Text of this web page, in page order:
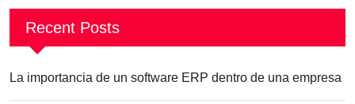
Recent Posts
La importancia de un software ERP dentro de una empresa